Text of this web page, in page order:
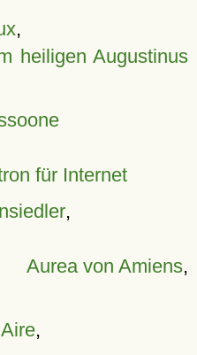
,
heiligen Augustinus
für Internet
,
Aurea von Amiens,
,